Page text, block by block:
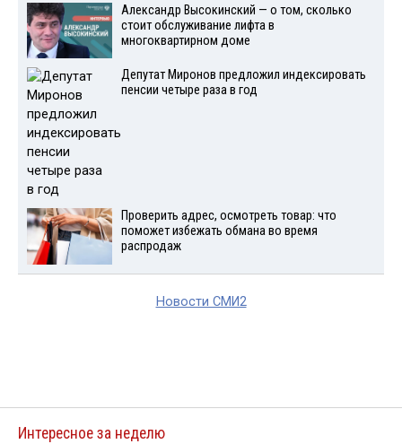
Александр Высокинский — о том, сколько
стоит обслуживание лифта в
многоквартирном доме
Депутат Миронов предложил индексировать
пенсии четыре раза в год
Проверить адрес, осмотреть товар: что
поможет избежать обмана во время
распродаж
Новости СМИ2
Интересное за неделю